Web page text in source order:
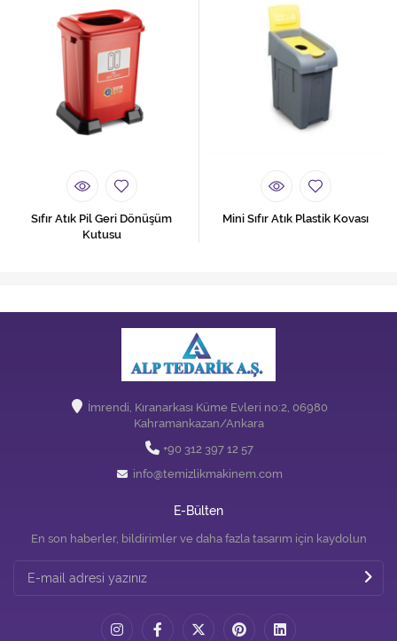
Sıfır Atık Pil Geri Dönüşüm
Kutusu
Mini Sıfır Atık Plastik Kovası
İmrendi, Kıranarkası Küme Evleri no:2, 06980
Kahramankazan/Ankara
+90 312 397 12 57
info@temizlikmakinem.com
E-Bülten
En son haberler, bildirimler ve daha fazla tasarım için kaydolun